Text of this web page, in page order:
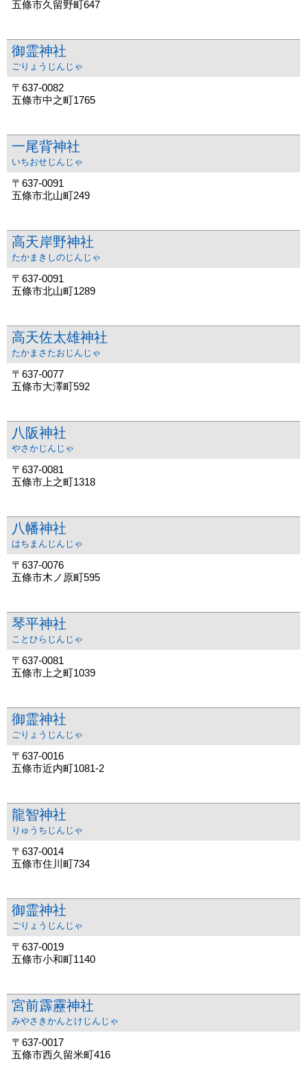
五條市久留野町647
御霊神社
ごりょうじんじゃ
〒637-0082
五條市中之町1765
一尾背神社
いちおせじんじゃ
〒637-0091
五條市北山町249
高天岸野神社
たかまきしのじんじゃ
〒637-0091
五條市北山町1289
高天佐太雄神社
たかまさたおじんじゃ
〒637-0077
五條市大澤町592
八阪神社
やさかじんじゃ
〒637-0081
五條市上之町1318
八幡神社
はちまんじんじゃ
〒637-0076
五條市木ノ原町595
琴平神社
ことひらじんじゃ
〒637-0081
五條市上之町1039
御霊神社
ごりょうじんじゃ
〒637-0016
五條市近内町1081-2
龍智神社
りゅうちじんじゃ
〒637-0014
五條市住川町734
御霊神社
ごりょうじんじゃ
〒637-0019
五條市小和町1140
宮前霹靂神社
みやさきかんとけじんじゃ
〒637-0017
五條市西久留米町416